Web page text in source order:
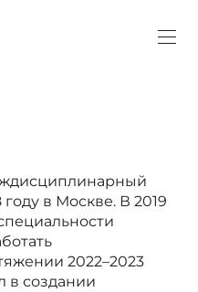
в Москве. В 2019
2022–2023
в создании